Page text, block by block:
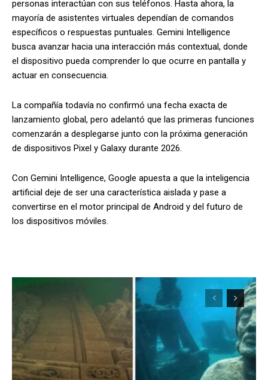
personas interactúan con sus teléfonos. Hasta ahora, la
mayoría de asistentes virtuales dependían de comandos
específicos o respuestas puntuales. Gemini Intelligence
busca avanzar hacia una interacción más contextual, donde
el dispositivo pueda comprender lo que ocurre en pantalla y
actuar en consecuencia.
La compañía todavía no confirmó una fecha exacta de
lanzamiento global, pero adelantó que las primeras funciones
comenzarán a desplegarse junto con la próxima generación
de dispositivos Pixel y Galaxy durante 2026.
Con Gemini Intelligence, Google apuesta a que la inteligencia
artificial deje de ser una característica aislada y pase a
convertirse en el motor principal de Android y del futuro de
los dispositivos móviles.